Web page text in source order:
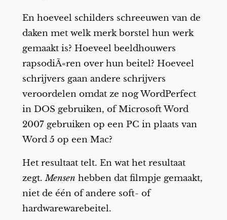
En hoeveel schilders schreeuwen van de
daken met welk merk borstel hun werk
gemaakt is? Hoeveel beeldhouwers
rapsodiÃ«ren over hun beitel? Hoeveel
schrijvers gaan andere schrijvers
veroordelen omdat ze nog WordPerfect
in DOS gebruiken, of Microsoft Word
2007 gebruiken op een PC in plaats van
Word 5 op een Mac?
Het resultaat telt. En wat het resultaat
zegt.Mensen hebben dat filmpje gemaakt,
niet de één of andere soft- of
hardwarewarebeitel.